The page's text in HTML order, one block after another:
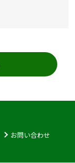
お問い合わせ